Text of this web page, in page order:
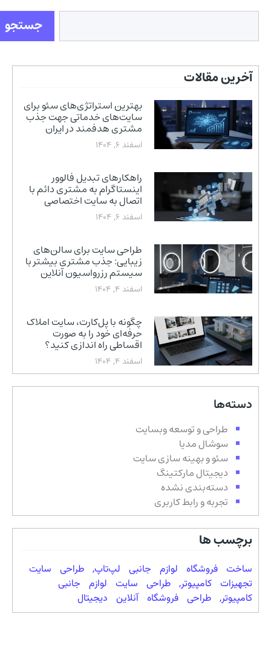
جستجو
آخرین مقالات
بهترین استراتژی‌های سئو برای
سایت‌های خدماتی جهت جذب
مشتری هدفمند در ایران
اسفند 6, 1404
راهکارهای تبدیل فالوور
اینستاگرام به مشتری دائم با
اتصال به سایت اختصاصی
اسفند 6, 1404
طراحی سایت برای سالن‌های
زیبایی: جذب مشتری بیشتر با
سیستم رزرواسیون آنلاین
اسفند 4, 1404
چگونه با پل‌کارت، سایت املاک
حرفه‌ای خود را به صورت
اقساطی راه اندازی کنید؟
اسفند 4, 1404
دسته‌ها
طراحی و توسعه وبسایت
سوشال مدیا
سئو و بهینه سازی سایت
دیجیتال مارکتینگ
دسته‌بندی نشده
تجربه و رابط کاربری
برچسب ها
ساخت فروشگاه لوازم جانبی لپ‌تاپ, طراحی سایت
تجهیزات کامپیوتر, طراحی سایت لوازم جانبی
کامپیوتر, طراحی فروشگاه آنلاین دیجیتال